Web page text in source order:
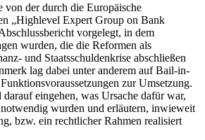
der durch die Europäische
„Highlevel Expert Group on Bank
vorgelegt, in dem
wurden, die die Reformen als
und Staatsschuldenkrise abschließen
lag dabei unter anderem auf Bail-in-
zur Umsetzung.
eingehen, was Ursache dafür war,
notwendig wurden und erläutern, inwieweit
bzw. ein rechtlicher Rahmen realisiert